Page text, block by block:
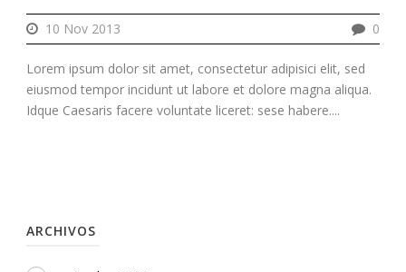
10 Nov 2013 0
Lorem ipsum dolor sit amet, consectetur adipisici elit, sed
eiusmod tempor incidunt ut labore et dolore magna aliqua.
Idque Caesaris facere voluntate liceret: sese habere....
ARCHIVOS